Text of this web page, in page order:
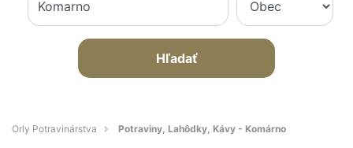
Hľadať
Orly Potravinárstva Potraviny, Lahôdky, Kávy - Komárno